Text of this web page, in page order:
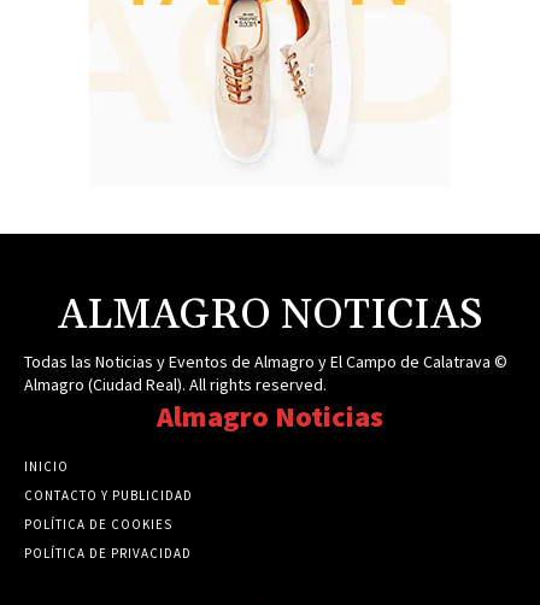
ALMAGRO NOTICIAS
Todas las Noticias y Eventos de Almagro y El Campo de Calatrava ©
Almagro (Ciudad Real). All rights reserved.
Almagro Noticias
INICIO
CONTACTO Y PUBLICIDAD
POLÍTICA DE COOKIES
POLÍTICA DE PRIVACIDAD